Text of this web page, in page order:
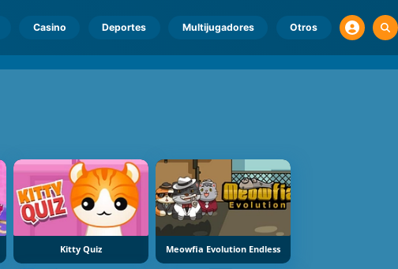
Casino Deportes Multijugadores Otros
Kitty Quiz Meowfia Evolution Endless